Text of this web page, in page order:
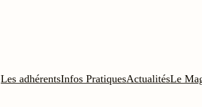
Les adhérentsInfos PratiquesActualitésLe